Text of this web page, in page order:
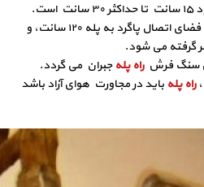
از نظر قالب بندی پله ، طراح برای فضای اتصال پاگرد به پله ۱۲۰ سانت، و
راه پلهجبران می گردد.
راه پله باید در مجاورت هوای آزاد باشد